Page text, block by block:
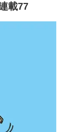
載77